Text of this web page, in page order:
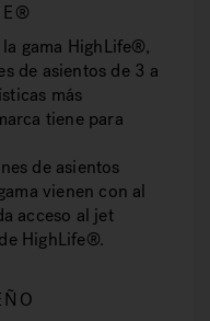
gama HighLife®,
de asientos de 3 a
más
tiene para
de asientos
vienen con al
acceso al jet
HighLife®.